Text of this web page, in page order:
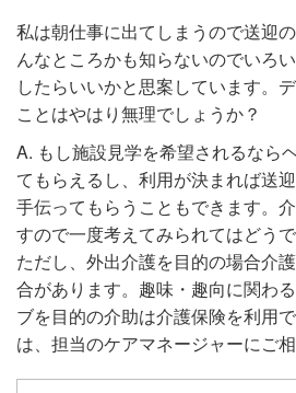
私は朝仕事に出てしまうので送迎
んなところかも知らないのでいろ
したらいいかと思案しています。
ことはやはり無理でしょうか？
A. もし施設見学を希望されるなら
てもらえるし、利用が決まれば送
手伝ってもらうこともできます。
すので一度考えてみられてはどう
ただし、外出介護を目的の場合介
合があります。趣味・趣向に関わ
ブを目的の介助は介護保険を利用
は、担当のケアマネージャーにご相